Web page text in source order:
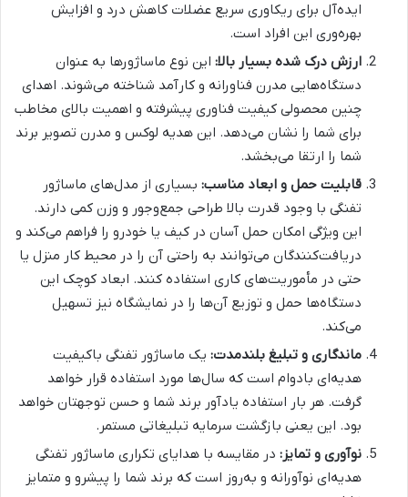
ایده‌آل برای ریکاوری سریع عضلات کاهش درد و افزایش
بهره‌وری این افراد است.
ارزش درک شده بسیار بالا: این نوع ماساژورها به عنوان
دستگاه‌هایی مدرن فناورانه و کارآمد شناخته می‌شوند. اهدای
چنین محصولی کیفیت فناوری پیشرفته و اهمیت بالای مخاطب
برای شما را نشان می‌دهد. این هدیه لوکس و مدرن تصویر برند
شما را ارتقا می‌بخشد.
قابلیت حمل و ابعاد مناسب: بسیاری از مدل‌های ماساژور
تفنگی با وجود قدرت بالا طراحی جمع‌وجور و وزن کمی دارند.
این ویژگی امکان حمل آسان در کیف یا خودرو را فراهم می‌کند و
دریافت‌کنندگان می‌توانند به راحتی آن را در محیط کار منزل یا
حتی در مأموریت‌های کاری استفاده کنند. ابعاد کوچک این
دستگاه‌ها حمل و توزیع آن‌ها را در نمایشگاه نیز تسهیل
می‌کند.
ماندگاری و تبلیغ بلندمدت: یک ماساژور تفنگی باکیفیت
هدیه‌ای بادوام است که سال‌ها مورد استفاده قرار خواهد
گرفت. هر بار استفاده یادآور برند شما و حسن توجهتان خواهد
بود. این یعنی بازگشت سرمایه تبلیغاتی مستمر.
نوآوری و تمایز: در مقایسه با هدایای تکراری ماساژور تفنگی
هدیه‌ای نوآورانه و به‌روز است که برند شما را پیشرو و متمایز